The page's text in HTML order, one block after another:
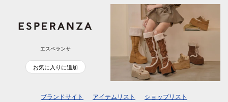
エスペランサ
お気に入りに追加
ブランドサイト アイテムリスト ショップリスト